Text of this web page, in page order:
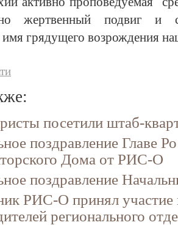
жертвенный подвиг и
имя грядущего возрождения
посетили штаб-
поздравление Главе
Дома от РИС-О
поздравление
РИС-О принял участие
регионального